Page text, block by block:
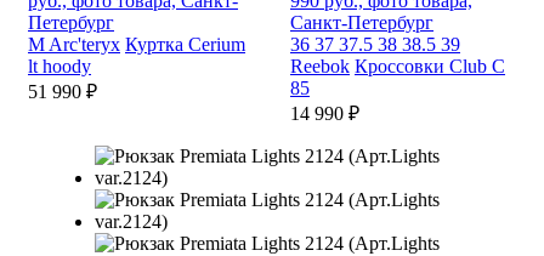
M Arc'teryx Куртка Cerium
lt hoody
51 990 ₽
36 37 37.5 38 38.5 39
Reebok Кроссовки Club C
85
14 990 ₽